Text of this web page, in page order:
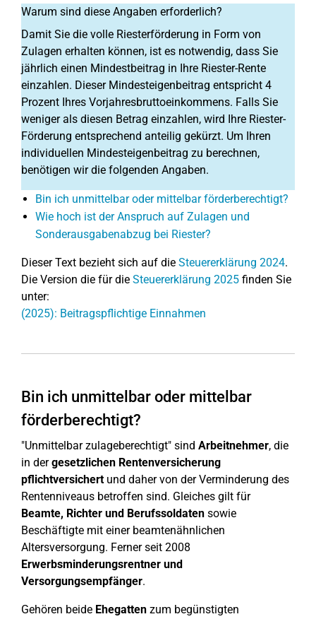
Warum sind diese Angaben erforderlich?
Damit Sie die volle Riesterförderung in Form von
Zulagen erhalten können, ist es notwendig, dass Sie
jährlich einen Mindestbeitrag in Ihre Riester-Rente
einzahlen. Dieser Mindesteigenbeitrag entspricht 4
Prozent Ihres Vorjahresbruttoeinkommens. Falls Sie
weniger als diesen Betrag einzahlen, wird Ihre Riester-
Förderung entsprechend anteilig gekürzt. Um Ihren
individuellen Mindesteigenbeitrag zu berechnen,
benötigen wir die folgenden Angaben.
Bin ich unmittelbar oder mittelbar förderberechtigt?
Wie hoch ist der Anspruch auf Zulagen und
Sonderausgabenabzug bei Riester?
Dieser Text bezieht sich auf die Steuererklärung 2024.
Die Version die für die Steuererklärung 2025 finden Sie
unter:
(2025): Beitragspflichtige Einnahmen
Bin ich unmittelbar oder mittelbar
förderberechtigt?
"Unmittelbar zulageberechtigt" sind Arbeitnehmer, die
in dergesetzlichen Rentenversicherung
pflichtversichertund daher von der Verminderung des
Rentenniveaus betroffen sind. Gleiches gilt für
Beamte, Richter und Berufssoldaten sowie
Beschäftigte mit einer beamtenähnlichen
Altersversorgung. Ferner seit 2008
Erwerbsminderungsrentner und
Versorgungsempfänger.
Gehören beide Ehegatten zum begünstigten